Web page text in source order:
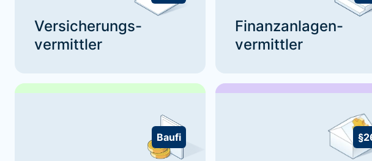
Versicherungs-
vermittler
Finanzanlagen-
vermittler
Baufi